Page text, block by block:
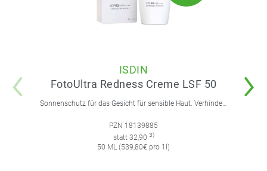
ISDIN
FotoUltra Redness Creme LSF 50
PZN 18139885
statt 32,90 3)
50 ML (539,80€ pro 1l)